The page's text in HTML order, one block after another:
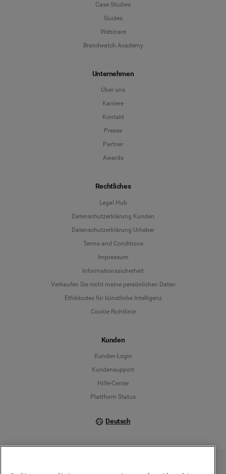
Case Studies
Guides
Webinare
Brandwatch Academy
Unternehmen
Über uns
Karriere
Kontakt
Presse
Partner
Awards
Rechtliches
Legal Hub
Datenschutzerklärung Kunden
Datenschutzerklärung Urheber
Terms and Conditions
Impressum
Informationssicherheit
Verkaufen Sie nicht meine persönlichen Daten
Ethikkodex für künstliche Intelligenz
Cookie Richtlinie
Kunden
Kunden-Login
Kundensupport
Hilfe-Center
Plattform Status
Deutsch
Deutsch
English